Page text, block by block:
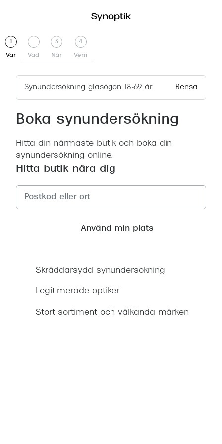
1Steg
1
Var
.
Aktiv
Steg
2
Vad
Utelämnad
3Steg
3
När
4Steg
4
Vem
Synundersökning glasögon 18-69 år Rensa
Boka synundersökning
Hitta din närmaste butik och boka din
synundersökning online.
Hitta butik nära dig
plats.
Använd min plats
Skräddarsydd synundersökning
Legitimerade optiker
Stort sortiment och välkända märken